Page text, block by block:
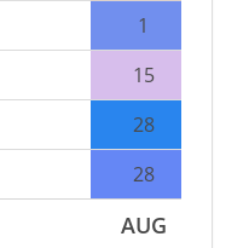
1
15
28
28
AUG